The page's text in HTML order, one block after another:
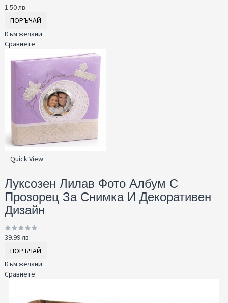
1.50 лв.
ПОРЪЧАЙ
Към желани
Сравнете
Quick View
Луксозен Лилав Фото Албум С
Прозорец За Снимка И Декоративен
Дизайн
39.99 лв.
ПОРЪЧАЙ
Към желани
Сравнете